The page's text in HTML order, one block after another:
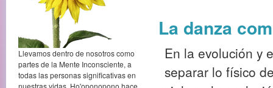
Llevamos dentro de nosotros como
partes de la Mente Inconsciente, a
todas las personas significativas en
nuestras vidas. Ho'oponopono hace
La danza
En la evolución y
separar lo físico